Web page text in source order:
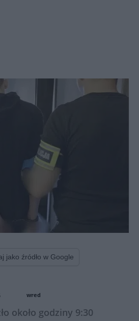
jako źródło w Google
wred
około godziny 9:30